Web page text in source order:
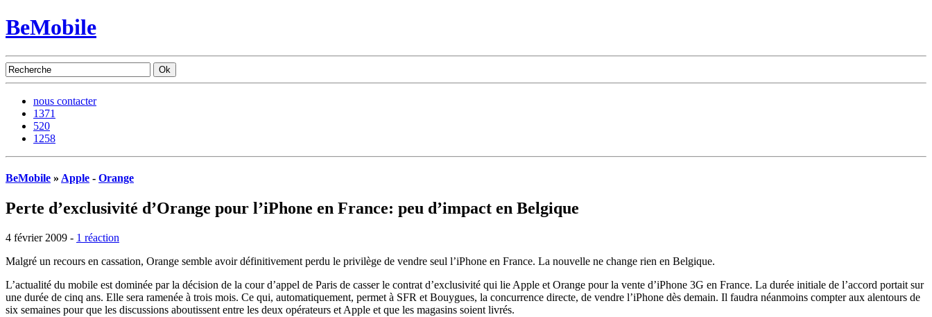
BeMobile
nous contacter
1371
520
1258
BeMobile » Apple - Orange
Perte d’exclusivité d’Orange pour l’iPhone en France: peu d’impact en Belgique
4 février 2009 - 1 réaction
Malgré un recours en cassation, Orange semble avoir définitivement perdu le privilège de vendre seul l’iPhone en France. La nouvelle ne change rien en Belgique.
L’actualité du mobile est dominée par la décision de la cour d’appel de Paris de casser le contrat d’exclusivité qui lie Apple et Orange pour la vente d’iPhone 3G en France. La durée initiale de l’accord portait sur
une durée de cinq ans. Elle sera ramenée à trois mois. Ce qui, automatiquement, permet à SFR et Bouygues, la concurrence directe, de vendre l’iPhone dès demain. Il faudra néanmoins compter aux alentours de
six semaines pour que les discussions aboutissent entre les deux opérateurs et Apple et que les magasins soient livrés.